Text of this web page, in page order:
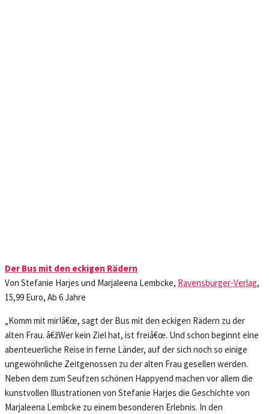
Der Bus mit den eckigen Rädern
Von Stefanie Harjes und Marjaleena Lembcke, Ravensburger-Verlag,
15,99 Euro, Ab 6 Jahre
„Komm mit mir!â€œ, sagt der Bus mit den eckigen Rädern zu der
alten Frau. â€žWer kein Ziel hat, ist freiâ€œ. Und schon beginnt eine
abenteuerliche Reise in ferne Länder, auf der sich noch so einige
ungewöhnliche Zeitgenossen zu der alten Frau gesellen werden.
Neben dem zum Seufzen schönen Happyend machen vor allem die
kunstvollen Illustrationen von Stefanie Harjes die Geschichte von
Marjaleena Lembcke zu einem besonderen Erlebnis. In den